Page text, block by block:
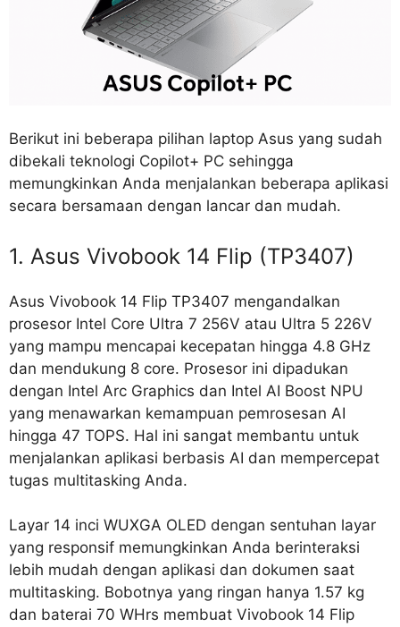
Berikut ini beberapa pilihan laptop Asus yang sudah
dibekali teknologi Copilot+ PC sehingga
memungkinkan Anda menjalankan beberapa aplikasi
secara bersamaan dengan lancar dan mudah.
1. Asus Vivobook 14 Flip (TP3407)
Asus Vivobook 14 Flip TP3407 mengandalkan
prosesor Intel Core Ultra 7 256V atau Ultra 5 226V
yang mampu mencapai kecepatan hingga 4.8 GHz
dan mendukung 8 core. Prosesor ini dipadukan
dengan Intel Arc Graphics dan Intel AI Boost NPU
yang menawarkan kemampuan pemrosesan AI
hingga 47 TOPS. Hal ini sangat membantu untuk
menjalankan aplikasi berbasis AI dan mempercepat
tugas multitasking Anda.
Layar 14 inci WUXGA OLED dengan sentuhan layar
yang responsif memungkinkan Anda berinteraksi
lebih mudah dengan aplikasi dan dokumen saat
multitasking. Bobotnya yang ringan hanya 1.57 kg
dan baterai 70 WHrs membuat Vivobook 14 Flip